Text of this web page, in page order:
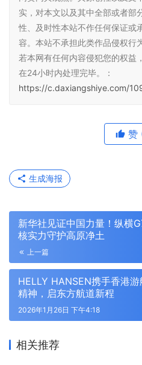
实，对本文以及其中全部或者部
性、及时性本站不作任何保证或
容。本站不承担此类作品侵权行
若本网有任何内容侵犯您的权益
在24小时内处理完毕。：
https://c.daxiangshiye.com/
赞
生成海报
新华社见证中国力量！纵横
核实力守护高原净土
上一篇
HELLY HANSEN携手香港
精神，启东方航道新程
2026年1月26日 下午4:18
相关推荐